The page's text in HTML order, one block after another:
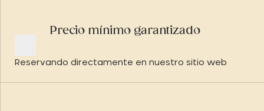
Precio mínimo garantizado
Reservando directamente en nuestro sitio web